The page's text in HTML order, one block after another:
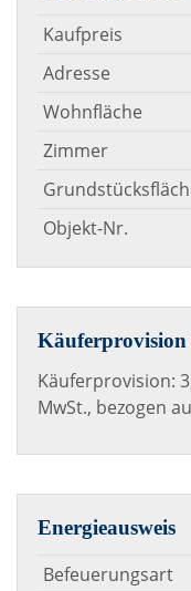
Kaufpreis
Adresse
Wohnfläche
Zimmer
Objekt-Nr.
Käuferprovision
Käuferprovision:
MwSt., bezogen
Energieausweis
Befeuerungsart